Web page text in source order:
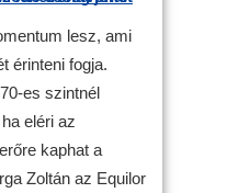
lesz, ami
érinteni fogja.
es szintnél
eléri az
kaphat a
Zoltán az Equilor